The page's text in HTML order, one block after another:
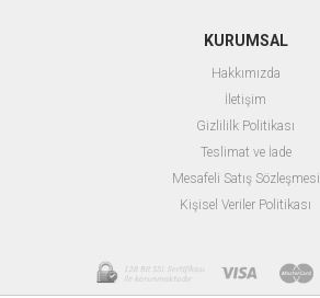
KURUMSAL
Hakkımızda
İletişim
Gizlililk Politikası
Teslimat ve İade
Mesafeli Satış Sözleşmesi
Kişisel Veriler Politikası